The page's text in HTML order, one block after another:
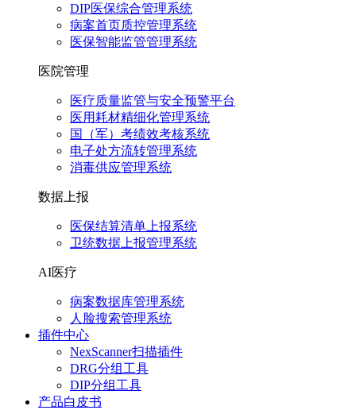
DIP医保综合管理系统
病案首页质控管理系统
医保智能监管管理系统
医院管理
医疗质量监管与安全预警平台
医用耗材精细化管理系统
国（军）考绩效考核系统
电子处方流转管理系统
消毒供应管理系统
数据上报
医保结算清单上报系统
卫统数据上报管理系统
AI医疗
病案数据库管理系统
人脸搜索管理系统
插件中心
NexScanner扫描插件
DRG分组工具
DIP分组工具
产品白皮书